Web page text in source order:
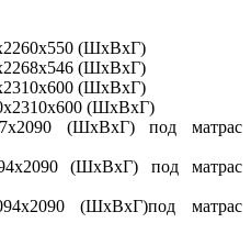
(ШхВхГ)
(ШхВхГ)
(ШхВхГ)
(ШхВхГ)
(ШхВхГ) под матрас
(ШхВхГ) под матрас
(ШхВхГ)под матрас